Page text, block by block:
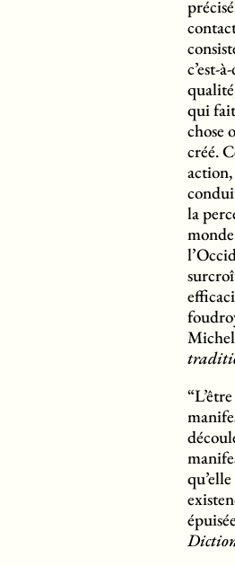
c’est-
qui
chose
créé.
action,
la